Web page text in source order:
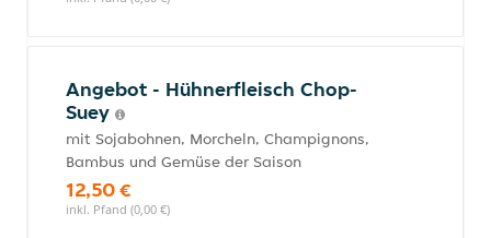
Angebot - Hühnerfleisch Chop-
Suey
mit Sojabohnen, Morcheln, Champignons,
Bambus und Gemüse der Saison
12,50 €
inkl. Pfand (0,00 €)